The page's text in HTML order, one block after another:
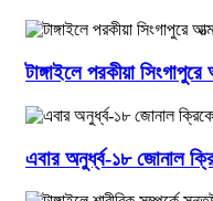
টাঙ্গাইলে পরকীয়া
এবার অনুর্ধ্ব-১৮ জোনাল